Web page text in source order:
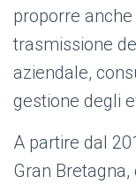
proporre
trasmissione
aziendale,
gestione degli
A partire dal
Gran